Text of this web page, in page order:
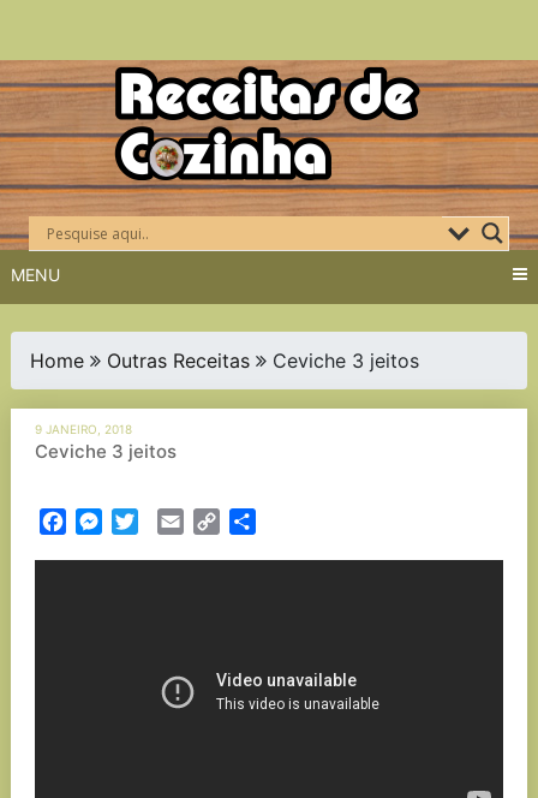
Skip
to
content
MENU
Home Outras Receitas Ceviche 3 jeitos
9 JANEIRO, 2018
Ceviche 3 jeitos
FacebookMessenger
TwitterEmail Copy